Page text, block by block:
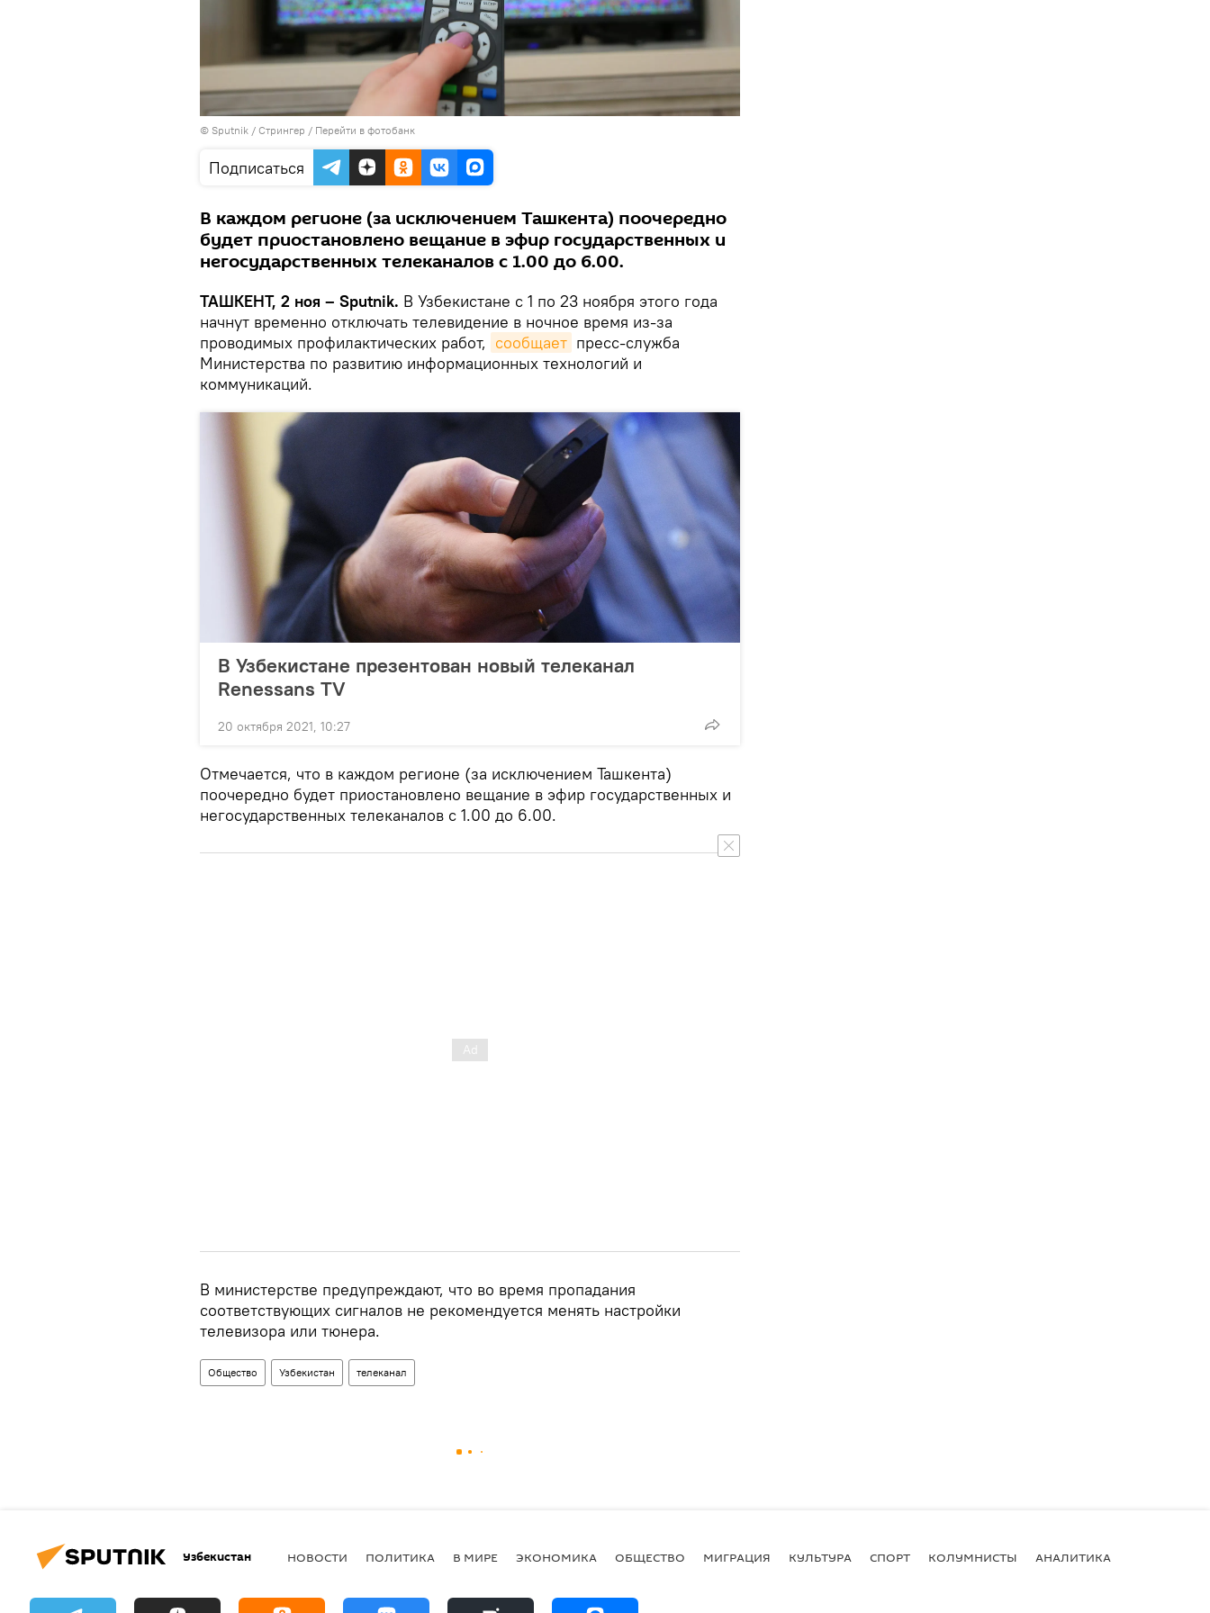
© Sputnik / Стрингер / Перейти в фотобанк
Подписаться
В каждом регионе (за исключением Ташкента) поочередно
будет приостановлено вещание в эфир государственных и
негосударственных телеканалов с 1.00 до 6.00.
ТАШКЕНТ, 2 ноя – Sputnik. В Узбекистане с 1 по 23 ноября этого года
начнут временно отключать телевидение в ночное время из-за
проводимых профилактических работ, сообщает пресс-служба
Министерства по развитию информационных технологий и
коммуникаций.
В Узбекистане презентован новый телеканал
Renessans TV
20 октября 2021, 10:27
Отмечается, что в каждом регионе (за исключением Ташкента)
поочередно будет приостановлено вещание в эфир государственных и
негосударственных телеканалов с 1.00 до 6.00.
В министерстве предупреждают, что во время пропадания
соответствующих сигналов не рекомендуется менять настройки
телевизора или тюнера.
Общество Узбекистан телеканал
Узбекистан НОВОСТИ ПОЛИТИКА В МИРЕ ЭКОНОМИКА ОБЩЕСТВО МИГРАЦИЯ КУЛЬТУРА СПОРТ КОЛУМНИСТЫ АНАЛИТИКА